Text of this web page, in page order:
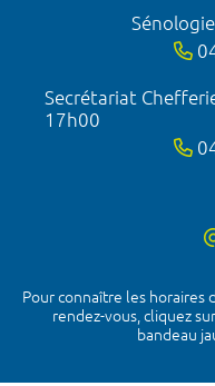
Secrétariat
17h00
Pour connaître les horaires
rendez-vous, cliquez
bandeau